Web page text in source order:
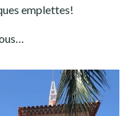
emplettes!